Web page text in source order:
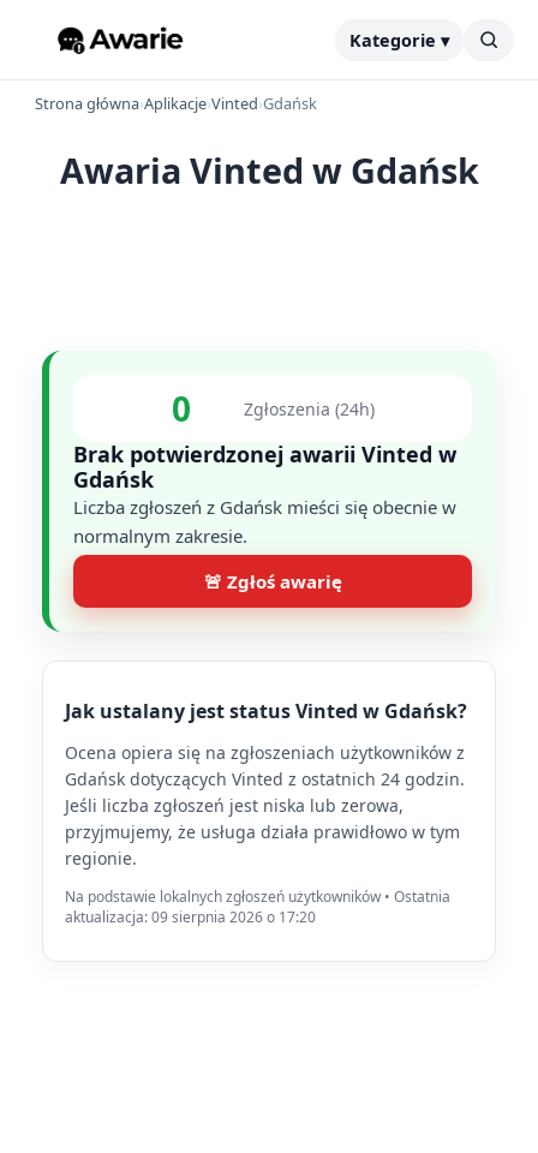
Kategorie ▾
Strona główna›Aplikacje›Vinted›Gdańsk
Awaria Vinted w Gdańsk
0 Zgłoszenia (24h)
Brak potwierdzonej awarii Vinted w
Gdańsk
Liczba zgłoszeń z Gdańsk mieści się obecnie w
normalnym zakresie.
🚨 Zgłoś awarię
Jak ustalany jest status Vinted w Gdańsk?
Ocena opiera się na zgłoszeniach użytkowników z
Gdańsk dotyczących Vinted z ostatnich 24 godzin.
Jeśli liczba zgłoszeń jest niska lub zerowa,
przyjmujemy, że usługa działa prawidłowo w tym
regionie.
Na podstawie lokalnych zgłoszeń użytkowników • Ostatnia
aktualizacja: 09 sierpnia 2026 o 17:20